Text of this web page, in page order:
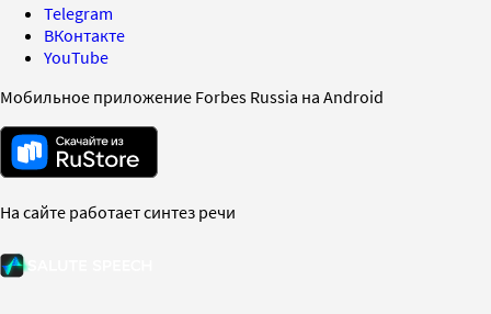
Telegram
ВКонтакте
YouTube
Мобильное приложение Forbes Russia на Android
На сайте работает синтез речи